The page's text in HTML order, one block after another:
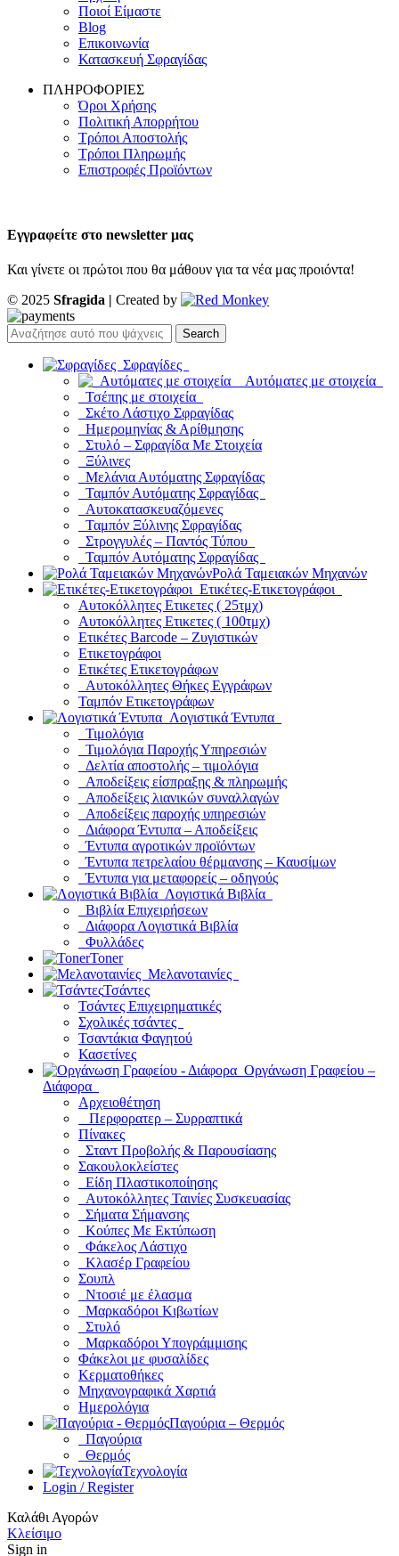
Ποιοί Είμαστε
Blog
Επικοινωνία
Κατασκευή Σφραγίδας
ΠΛΗΡΟΦΟΡΙΕΣ
Όροι Χρήσης
Πολιτική Απορρήτου
Τρόποι Αποστολής
Τρόποι Πληρωμής
Επιστροφές Προϊόντων
Εγγραφείτε στο newsletter μας
Και γίνετε οι πρώτοι που θα μάθουν για τα νέα μας προιόντα!
© 2025 Sfragida | Created by
Search
Σφραγίδες
Αυτόματες με στοιχεία
Τσέπης με στοιχεία
Σκέτο Λάστιχο Σφραγίδας
Ημερομηνίας & Αρίθμησης
Στυλό – Σφραγίδα Με Στοιχεία
Ξύλινες
Μελάνια Αυτόματης Σφραγίδας
Ταμπόν Αυτόματης Σφραγίδας
Αυτοκατασκευαζόμενες
Ταμπόν Ξύλινης Σφραγίδας
Στρογγυλές – Παντός Τύπου
Ταμπόν Αυτόματης Σφραγίδας
Ρολά Ταμειακών Μηχανών
Ετικέτες-Ετικετογράφοι
Αυτοκόλλητες Ετικετες ( 25τμχ)
Αυτοκόλλητες Ετικετες ( 100τμχ)
Ετικέτες Barcode – Ζυγιστικών
Ετικετογράφοι
Ετικέτες Ετικετογράφων
Αυτοκόλλητες Θήκες Εγγράφων
Ταμπόν Ετικετογράφων
Λογιστικά Έντυπα
Τιμολόγια
Τιμολόγια Παροχής Υπηρεσιών
Δελτία αποστολής – τιμολόγια
Αποδείξεις είσπραξης & πληρωμής
Αποδείξεις λιανικών συναλλαγών
Αποδείξεις παροχής υπηρεσιών
Διάφορα Έντυπα – Αποδείξεις
Έντυπα αγροτικών προϊόντων
Έντυπα πετρελαίου θέρμανσης – Καυσίμων
Έντυπα για μεταφορείς – οδηγούς
Λογιστικά Βιβλία
Βιβλία Επιχειρήσεων
Διάφορα Λογιστικά Βιβλία
Φυλλάδες
Toner
Μελανοταινίες
Τσάντες
Τσάντες Επιχειρηματικές
Σχολικές τσάντες
Τσαντάκια Φαγητού
Κασετίνες
Οργάνωση Γραφείου –
Διάφορα
Αρχειοθέτηση
Περφορατερ – Συρραπτικά
Πίνακες
Σταντ Προβολής & Παρουσίασης
Σακουλοκλείστες
Είδη Πλαστικοποίησης
Αυτοκόλλητες Ταινίες Συσκευασίας
Σήματα Σήμανσης
Κούπες Με Εκτύπωση
Φάκελος Λάστιχο
Κλασέρ Γραφείου
Σουπλ
Ντοσιέ με έλασμα
Μαρκαδόροι Κιβωτίων
Στυλό
Μαρκαδόροι Υπογράμμισης
Φάκελοι με φυσαλίδες
Κερματοθήκες
Μηχανογραφικά Χαρτιά
Ημερολόγια
Παγούρια – Θερμός
Παγούρια
Θερμός
Τεχνολογία
Login / Register
Καλάθι Αγορών
Κλείσιμο
Sign in